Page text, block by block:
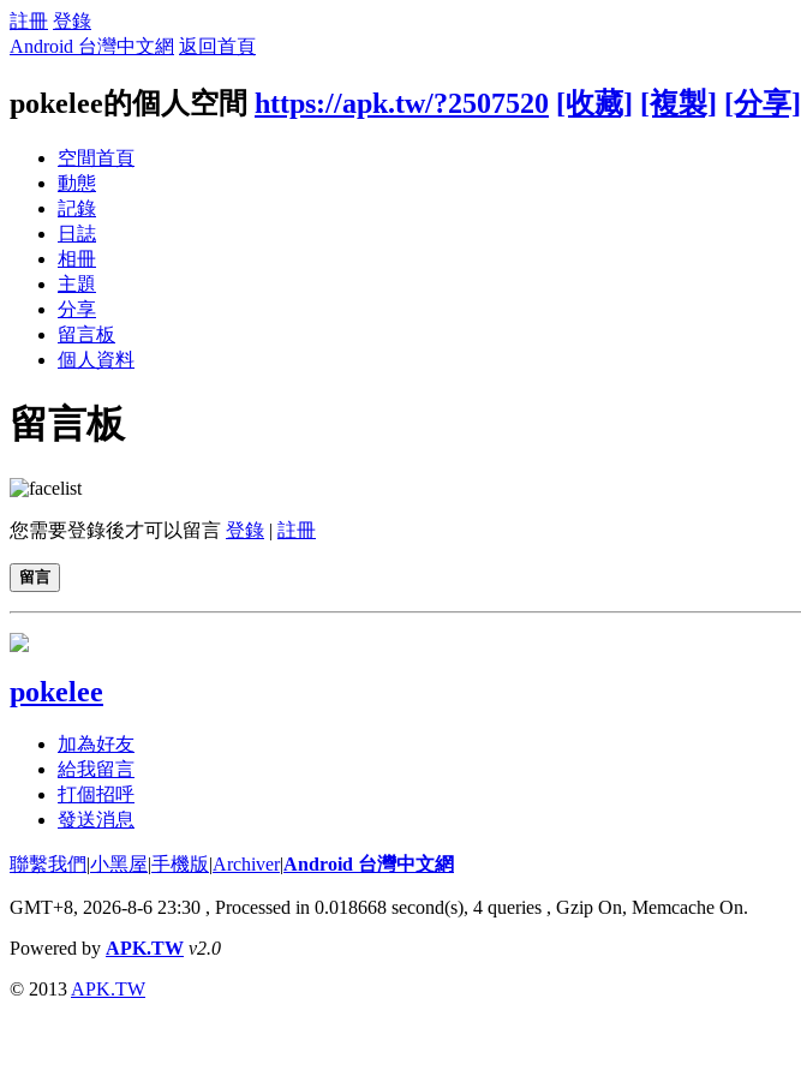
註冊 登錄
Android 台灣中文網 返回首頁
pokelee的個人空間 https://apk.tw/?2507520 [收藏] [複製] [分享]
空間首頁
動態
記錄
日誌
相冊
主題
分享
留言板
個人資料
留言板
您需要登錄後才可以留言 登錄 | 註冊
留言
pokelee
加為好友
給我留言
打個招呼
發送消息
聯繫我們|小黑屋|手機版|Archiver|Android 台灣中文網
GMT+8, 2026-8-6 23:30 , Processed in 0.018668 second(s), 4 queries , Gzip On, Memcache On.
Powered by APK.TW v2.0
© 2013 APK.TW